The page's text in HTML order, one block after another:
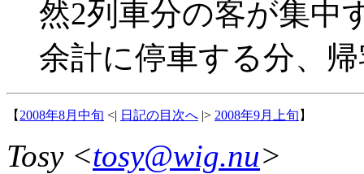
然2列車分の客が集中
余計に停車する分、
【 2008年8月中旬 <| 日記の目次へ |> 2008年9月上旬 】
Tosy <tosy@wig.nu>